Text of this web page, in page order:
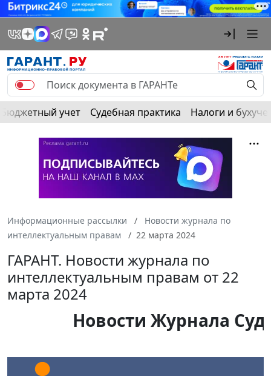
Бюджетный учет Судебная практика Налоги и
Информационные рассылки
Новости журнала по
интеллектуальным правам
22 марта 2024
ГАРАНТ. Новости журнала по
интеллектуальным правам от 22
марта 2024
Новости Журнала